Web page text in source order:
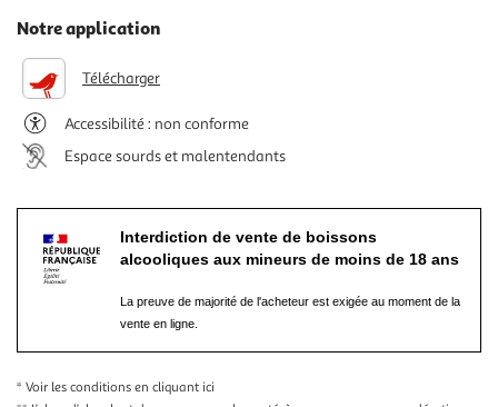
Notre application
Télécharger
Accessibilité : non conforme
Espace sourds et malentendants
Interdiction de vente de boissons
alcooliques aux mineurs de moins de 18 ans
La preuve de majorité de l'acheteur est exigée au moment de la
vente en ligne.
* Voir les conditions en cliquant ici